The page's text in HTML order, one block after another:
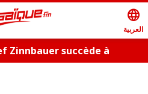
language
العربية
Zinnbauer succède à